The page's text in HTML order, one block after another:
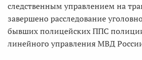
следственным управлением на
завершено расследование
бывших полицейских ППС
линейного управления МВД